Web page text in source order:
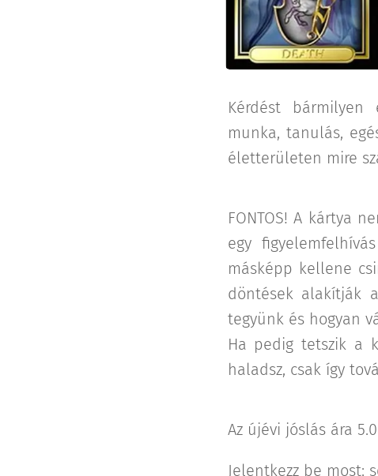
Kérdést bármilyen
munka, tanulás,
életterületen mire
FONTOS! A kártya
egy
másképp kellene
döntések alakítják
tegyünk és hogyan
Ha pedig tetszik a
haladsz, csak így
Az újévi jóslás ára
Jelentkezz be most: